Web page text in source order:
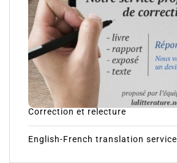
Correction et relecture
English-French translation service